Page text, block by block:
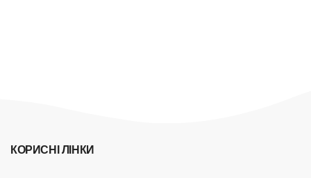
КОРИСНІ ЛІНКИ